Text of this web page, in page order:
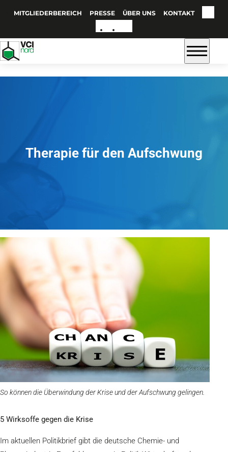
MITGLIEDERBEREICH PRESSE ÜBER UNS KONTAKT
Therapie für den Aufschwung
So können die Überwindung der Krise und der Aufschwung gelingen.
5 Wirksoffe gegen die Krise
Im aktuellen Politikbrief gibt die deutsche Chemie- und